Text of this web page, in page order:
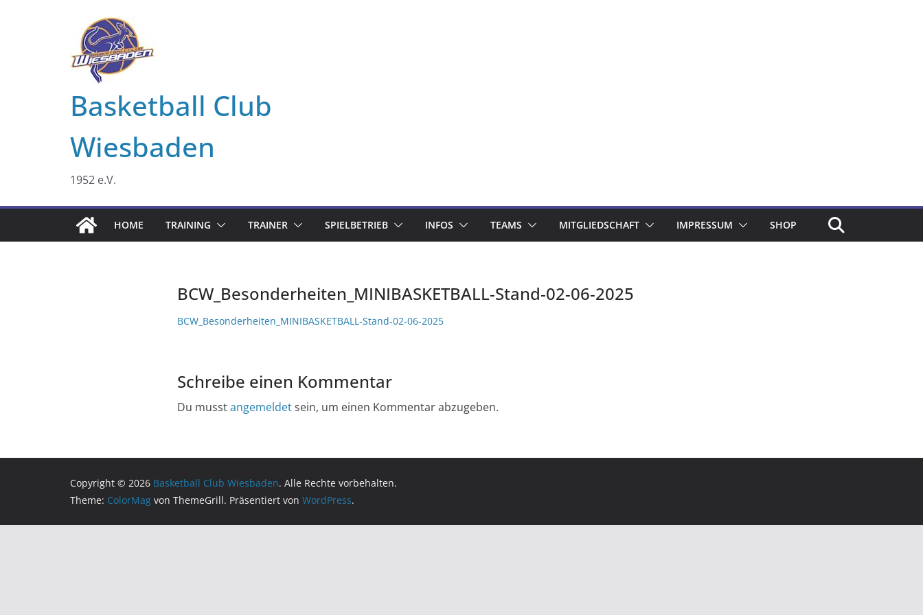
Basketball Club
Wiesbaden
1952 e.V.
HOME TRAINING TRAINER SPIELBETRIEB INFOS TEAMS MITGLIEDSCHAFT IMPRESSUM SHOP
BCW_Besonderheiten_MINIBASKETBALL-Stand-02-06-2025
BCW_Besonderheiten_MINIBASKETBALL-Stand-02-06-2025
Schreibe einen Kommentar
Du musstangemeldetsein, um einen Kommentar abzugeben.
Copyright © 2026 Basketball Club Wiesbaden. Alle Rechte vorbehalten.
Theme: ColorMag von ThemeGrill. Präsentiert von WordPress.